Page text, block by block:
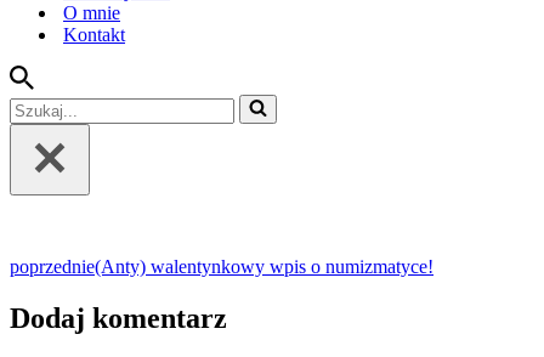
O mnie
Kontakt
Szukaj...
poprzednie(Anty) walentynkowy wpis o numizmatyce!
Dodaj komentarz